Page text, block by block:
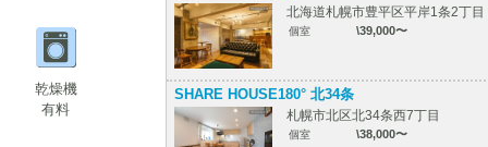
乾燥機
有料
北海道札幌市豊平区平岸1条2丁目
個室 \39,000〜
SHARE HOUSE180° 北34条
札幌市北区北34条西7丁目
個室 \38,000〜